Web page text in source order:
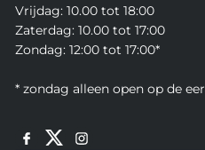
Vrijdag: 10.00 tot 18:00
Zaterdag: 10.00 tot 17:00
Zondag: 12:00 tot 17:00*
* zondag alleen open op de